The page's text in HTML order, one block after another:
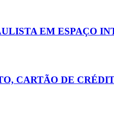
EM ESPAÇO
CARTÃO DE